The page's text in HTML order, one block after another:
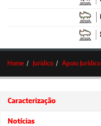
Home Jurídico Apoio Jurídico
Caracterização
Notícias